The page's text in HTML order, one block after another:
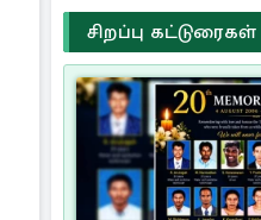
சிறப்பு கட்டுரைகள்